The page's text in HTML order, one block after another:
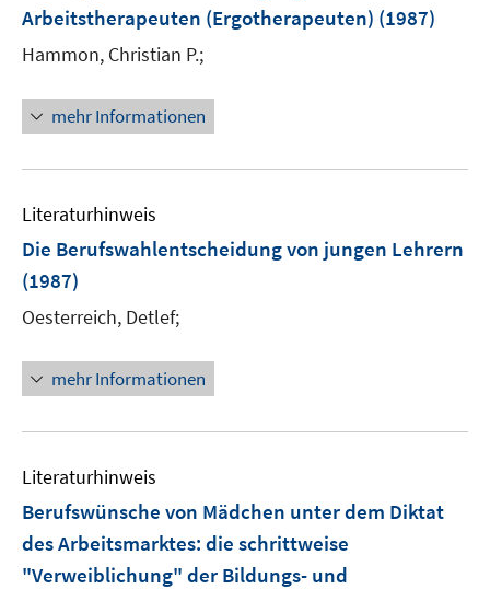
Arbeitstherapeuten (Ergotherapeuten) (1987)
Hammon, Christian P.;
mehr Informationen
Literaturhinweis
Die Berufswahlentscheidung von jungen Lehrern
(1987)
Oesterreich, Detlef;
mehr Informationen
Literaturhinweis
Berufswünsche von Mädchen unter dem Diktat
des Arbeitsmarktes: die schrittweise
"Verweiblichung" der Bildungs- und